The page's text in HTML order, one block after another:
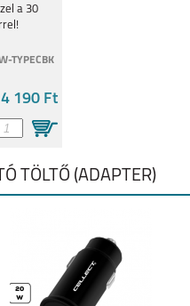
a 30
TYPECBK
4 190 Ft
TÖLTŐ (ADAPTER)